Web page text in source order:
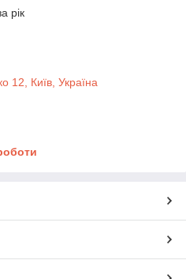
рік
12, Київ, Україна